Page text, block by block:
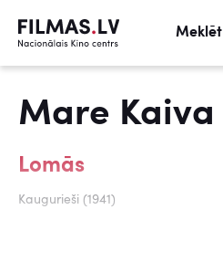
Meklēt
Mare Kaiva
Lomās
Kaugurieši (1941)